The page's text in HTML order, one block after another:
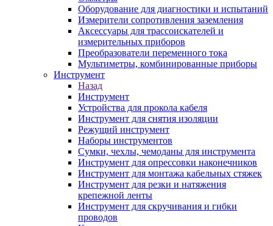
Оборудование для диагностики и испытаний
Измерители сопротивления заземления
Аксессуары для трассоискателей и
измерительных приборов
Преобразователи переменного тока
Мультиметры, комбинированные приборы
Инструмент
Назад
Инструмент
Устройства для прокола кабеля
Инструмент для снятия изоляции
Режущий инструмент
Наборы инструментов
Сумки, чехлы, чемоданы для инструмента
Инструмент для опрессовки наконечников
Инструмент для монтажа кабельных стяжек
Инструмент для резки и натяжения
крепежной ленты
Инструмент для скручивания и гибки
проводов